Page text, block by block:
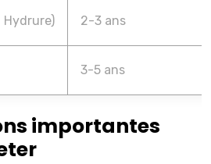
Hydrure) 2-3 ans
3-5 ans
importantes